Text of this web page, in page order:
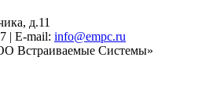
д.11
| E-mail: info@empc.ru
Встраиваемые Системы»